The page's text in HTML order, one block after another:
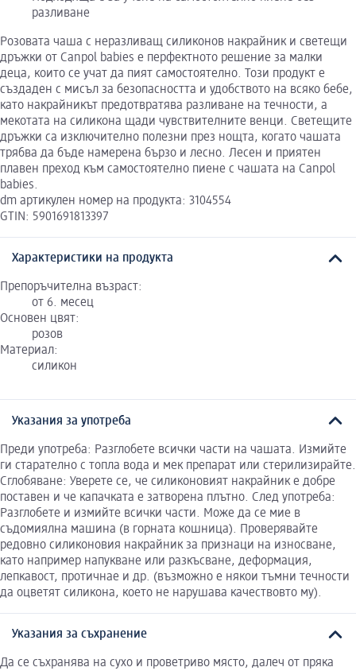
разливане
Розовата чаша с неразливащ силиконов накрайник и светещи
дръжки от Canpol babies е перфектното решение за малки
деца, които се учат да пият самостоятелно. Този продукт е
създаден с мисъл за безопасността и удобството на всяко бебе,
като накрайникът предотвратява разливане на течности, а
мекотата на силикона щади чувствителните венци. Светещите
дръжки са изключително полезни през нощта, когато чашата
трябва да бъде намерена бързо и лесно. Лесен и приятен
плавен преход към самостоятелно пиене с чашата на Canpol
babies.
dm артикулен номер на продукта: 3104554
GTIN: 5901691813397
Характеристики на продукта
Препоръчителна възраст:
от 6. месец
Основен цвят:
розов
Материал:
силикон
Указания за употреба
Преди употреба: Разглобете всички части на чашата. Измийте
ги старателно с топла вода и мек препарат или стерилизирайте.
Сглобяване: Уверете се, че силиконовият накрайник е добре
поставен и че капачката е затворена плътно. След употреба:
Разглобете и измийте всички части. Може да се мие в
съдомиялна машина (в горната кошница). Проверявайте
редовно силиконовия накрайник за признаци на износване,
като например напукване или разкъсване, деформация,
лепкавост, протичнае и др. (възможно е някои тъмни течности
да оцветят силикона, което не нарушава качествовто му).
Указания за съхранение
Да се съхранява на сухо и проветриво място, далеч от пряка